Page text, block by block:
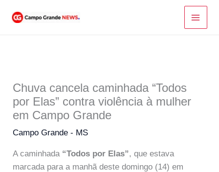
para
Chuva cancela caminhada “Todos
por Elas” contra violência à mulher
em Campo Grande
Campo Grande - MS
A caminhada “Todos por Elas”, que estava
marcada para a manhã deste domingo (14) em